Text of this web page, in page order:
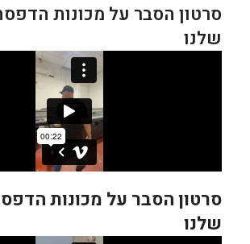
סרטון הסבר על מכונות
שלנו
סרטון הסבר על מכונות
שלנו